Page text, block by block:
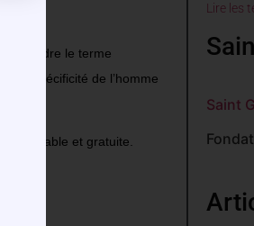
le terme
la spécificité de l’homme
et gratuite.
Lire les
Saint